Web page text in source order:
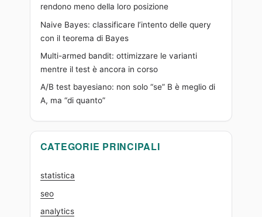
rendono meno della loro posizione
Naive Bayes: classificare l’intento delle query
con il teorema di Bayes
Multi-armed bandit: ottimizzare le varianti
mentre il test è ancora in corso
A/B test bayesiano: non solo “se” B è meglio di
A, ma “di quanto”
CATEGORIE PRINCIPALI
statistica
seo
analytics